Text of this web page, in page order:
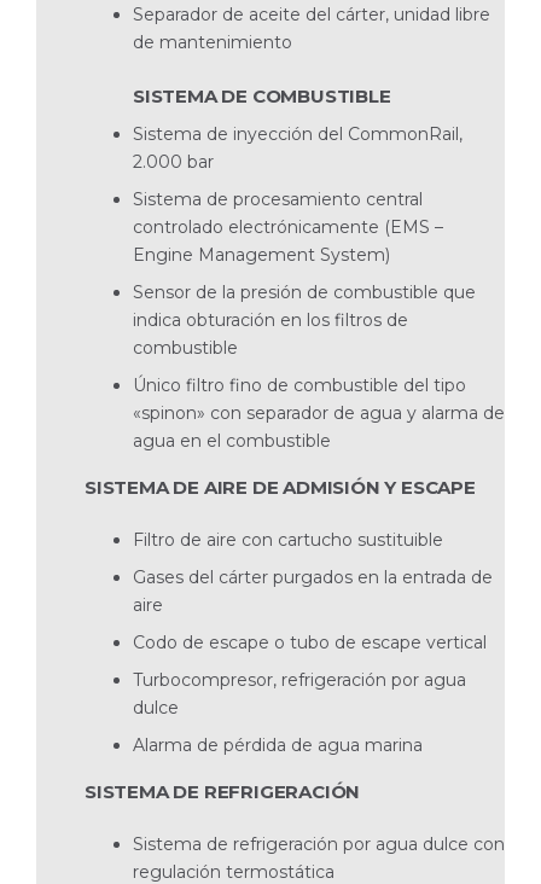
Separador de aceite del cárter, unidad libre
de mantenimiento
SISTEMA DE COMBUSTIBLE
Sistema de inyección del CommonRail,
2.000 bar
Sistema de procesamiento central
controlado electrónicamente (EMS –
Engine Management System)
Sensor de la presión de combustible que
indica obturación en los filtros de
combustible
Único filtro fino de combustible del tipo
«spinon» con separador de agua y alarma de
agua en el combustible
SISTEMA DE AIRE DE ADMISIÓN Y ESCAPE
Filtro de aire con cartucho sustituible
Gases del cárter purgados en la entrada de
aire
Codo de escape o tubo de escape vertical
Turbocompresor, refrigeración por agua
dulce
Alarma de pérdida de agua marina
SISTEMA DE REFRIGERACIÓN
Sistema de refrigeración por agua dulce con
regulación termostática